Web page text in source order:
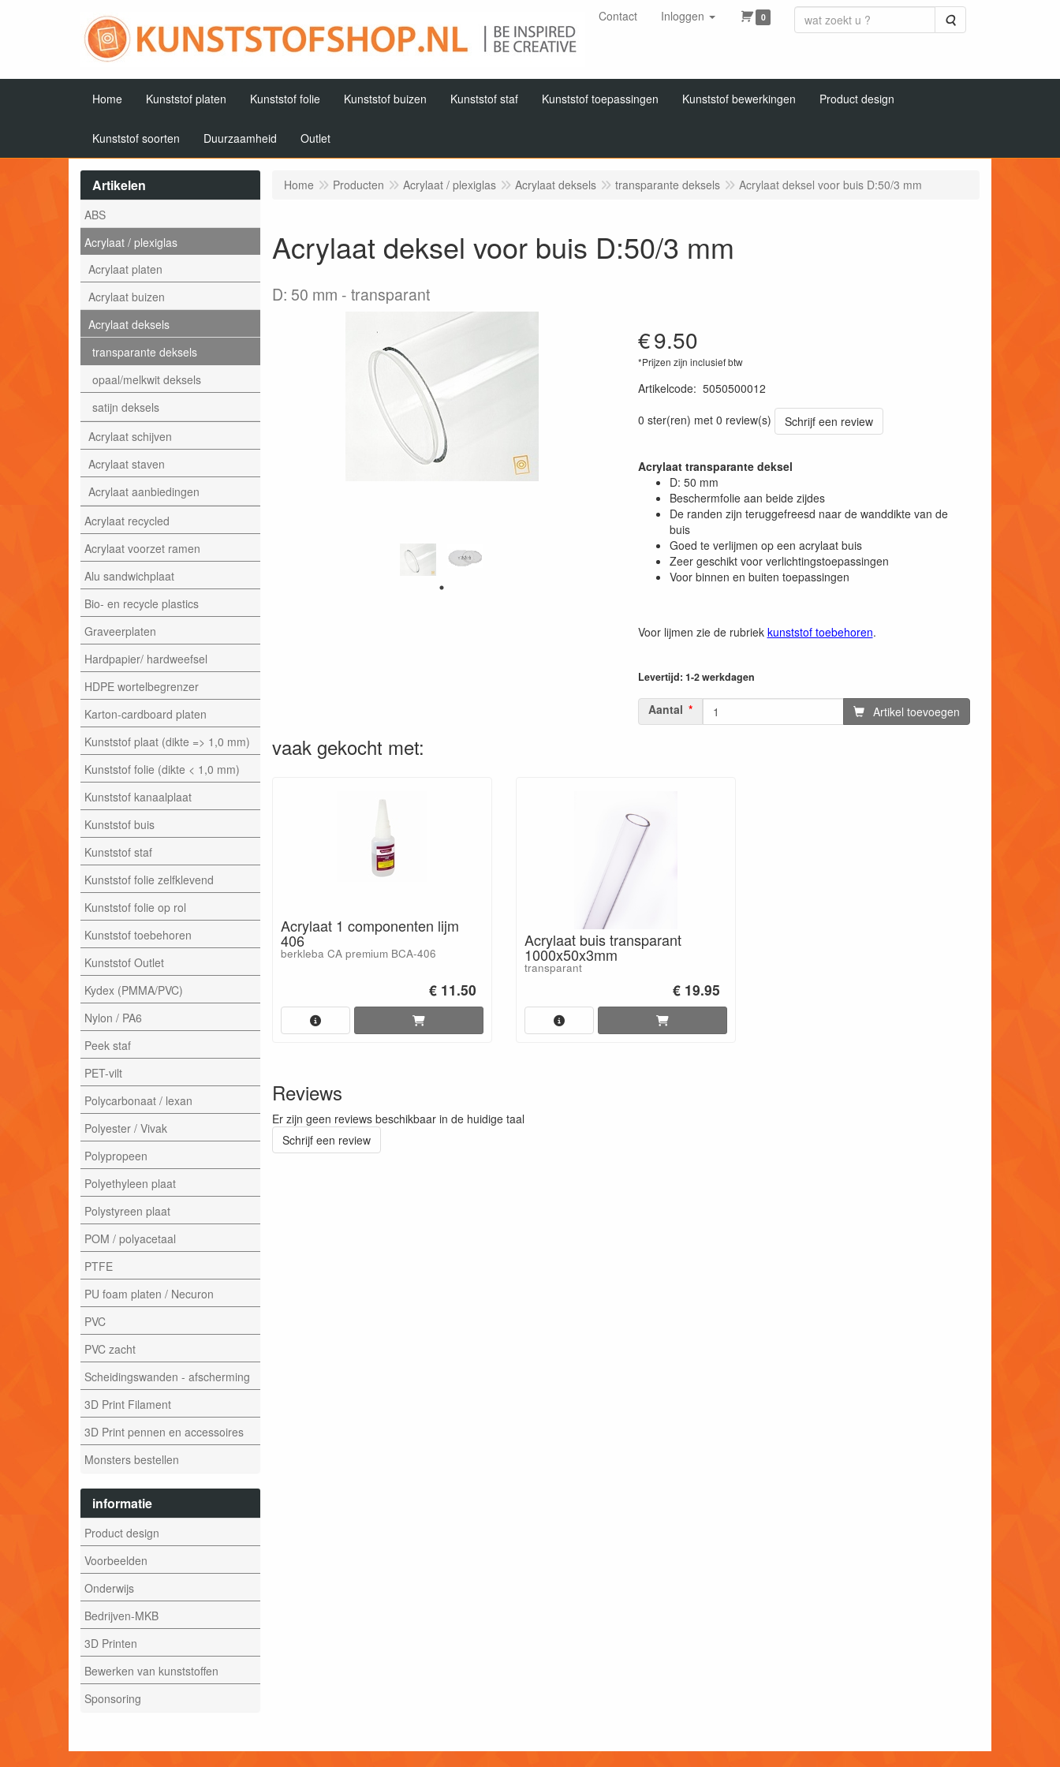
Contact Inloggen 0 Zoeken
Home Kunststof platen Kunststof folie Kunststof buizen Kunststof staf Kunststof toepassingen Kunststof bewerkingen Product design
Kunststof soorten Duurzaamheid Outlet
Artikelen
ABS
Acrylaat / plexiglas
Acrylaat platen
Acrylaat buizen
Acrylaat deksels
transparante deksels
opaal/melkwit deksels
satijn deksels
Acrylaat schijven
Acrylaat staven
Acrylaat aanbiedingen
Acrylaat recycled
Acrylaat voorzet ramen
Alu sandwichplaat
Bio- en recycle plastics
Graveerplaten
Hardpapier/ hardweefsel
HDPE wortelbegrenzer
Karton-cardboard platen
Kunststof plaat (dikte => 1,0 mm)
Kunststof folie (dikte < 1,0 mm)
Kunststof kanaalplaat
Kunststof buis
Kunststof staf
Kunststof folie zelfklevend
Kunststof folie op rol
Kunststof toebehoren
Kunststof Outlet
Kydex (PMMA/PVC)
Nylon / PA6
Peek staf
PET-vilt
Polycarbonaat / lexan
Polyester / Vivak
Polypropeen
Polyethyleen plaat
Polystyreen plaat
POM / polyacetaal
PTFE
PU foam platen / Necuron
PVC
PVC zacht
Scheidingswanden - afscherming
3D Print Filament
3D Print pennen en accessoires
Monsters bestellen
informatie
Product design
Voorbeelden
Onderwijs
Bedrijven-MKB
3D Printen
Bewerken van kunststoffen
Sponsoring
Home Producten Acrylaat / plexiglas Acrylaat deksels transparante deksels Acrylaat deksel voor buis D:50/3 mm
Acrylaat deksel voor buis D:50/3 mm
D: 50 mm transparant
€9.50
*Prijzen zijn inclusief btw
Artikelcode: 5050500012
0 ster(ren) met 0 review(s)
Schrijf een review
Acrylaat transparante deksel
D: 50 mm
Beschermfolie aan beide zijdes
De randen zijn teruggefreesd naar de wanddikte van de
buis
Goed te verlijmen op een acrylaat buis
Zeer geschikt voor verlichtingstoepassingen
Voor binnen en buiten toepassingen
Voor lijmen zie de rubriek kunststof toebehoren.
Levertijd: 1-2 werkdagen
Aantal Artikel toevoegen
vaak gekocht met:
Acrylaat 1 componenten lijm
406
berkleba CA premium BCA-406
€ 11.50
Acrylaat buis transparant
1000x50x3mm
transparant
€ 19.95
Reviews
Er zijn geen reviews beschikbaar in de huidige taal
Schrijf een review